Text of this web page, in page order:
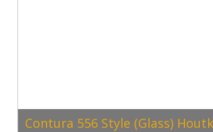
Contura 556 Style (Glass)